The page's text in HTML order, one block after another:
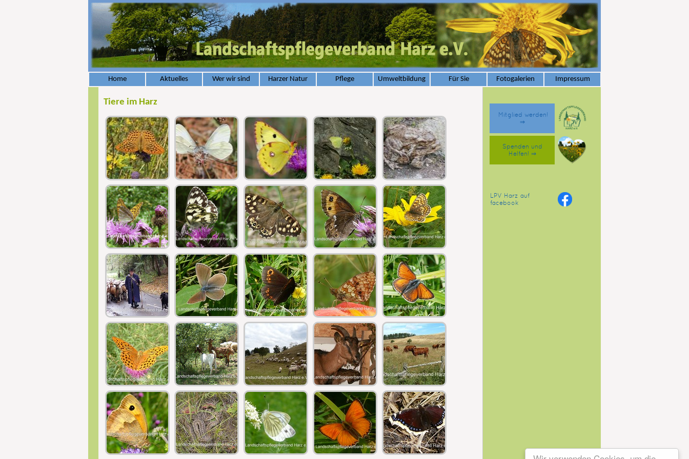
Home Aktuelles Wer wir sind Harzer Natur Pflege Umweltbildung Für Sie Fotogalerien Impressum
Tiere im Harz
Mitglied werden!
⇒
Spenden und
Helfen! ⇒
LPV Harz auf
facebook